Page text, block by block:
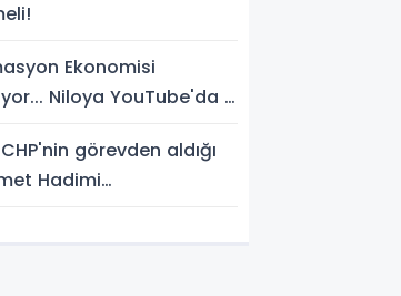
Ekonomisi
Niloya YouTube'da 7
CHP'nin görevden aldığı
Hadimi